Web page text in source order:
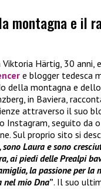
montagna e il
Viktoria Härtig, 30 anni,
e blogger tedesca
della montagna e
in Baviera,
attraverso il suo
Instagram, seguito da
Sul proprio sito si
sono Laura e sono
ai piedi delle Prealpi
la passione per la
nel mio Dna”. Il suo